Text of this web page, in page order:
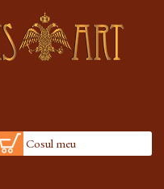
Cosul meu